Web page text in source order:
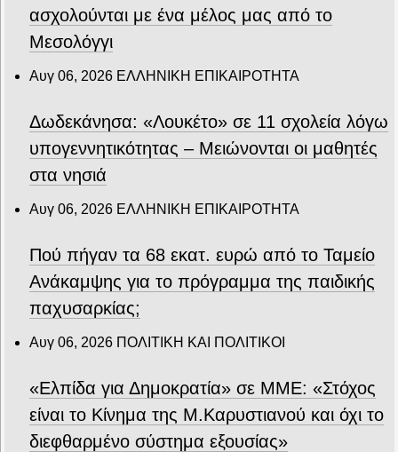
ασχολούνται με ένα μέλος μας από το
Μεσολόγγι
Αυγ 06, 2026 ΕΛΛΗΝΙΚΗ ΕΠΙΚΑΙΡΟΤΗΤΑ
Δωδεκάνησα: «Λουκέτο» σε 11 σχολεία λόγω
υπογεννητικότητας – Μειώνονται οι μαθητές
στα νησιά
Αυγ 06, 2026 ΕΛΛΗΝΙΚΗ ΕΠΙΚΑΙΡΟΤΗΤΑ
Πού πήγαν τα 68 εκατ. ευρώ από το Ταμείο
Ανάκαμψης για το πρόγραμμα της παιδικής
παχυσαρκίας;
Αυγ 06, 2026 ΠΟΛΙΤΙΚΗ ΚΑΙ ΠΟΛΙΤΙΚΟΙ
«Ελπίδα για Δημοκρατία» σε ΜΜΕ: «Στόχος
είναι το Κίνημα της Μ.Καρυστιανού και όχι το
διεφθαρμένο σύστημα εξουσίας»